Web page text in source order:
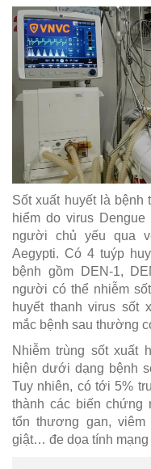
Sốt xuất huyết là bệnh
hiểm do virus
người chủ yếu qua
Aegypti. Có 4 tuýp
bệnh gồm DEN-1,
người có thể nhiễm
huyết thanh virus sốt
mắc bệnh sau thường
Nhiễm trùng sốt xuất
hiện dưới dạng bệnh
Tuy nhiên, có tới 5%
thành các biến chứng
tổn thương gan,
giật… đe dọa tính